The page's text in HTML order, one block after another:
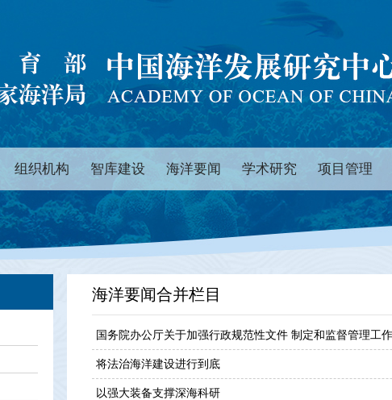
组织机构 智库建设 海洋要闻 学术研究 项目管理
海洋要闻合并栏目
国务院办公厅关于加强行政规范性文件 制定和监督管理工
将法治海洋建设进行到底
以强大装备支撑深海科研